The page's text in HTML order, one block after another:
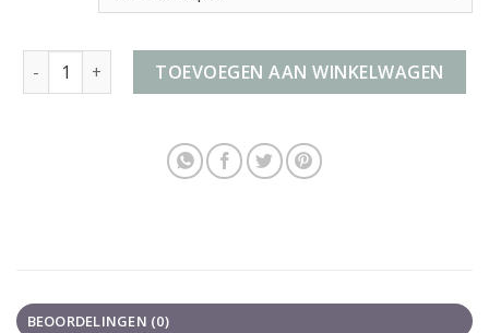
attache koffer aantalTOEVOEGEN AAN WINKELWAGEN
BEOORDELINGEN (0)